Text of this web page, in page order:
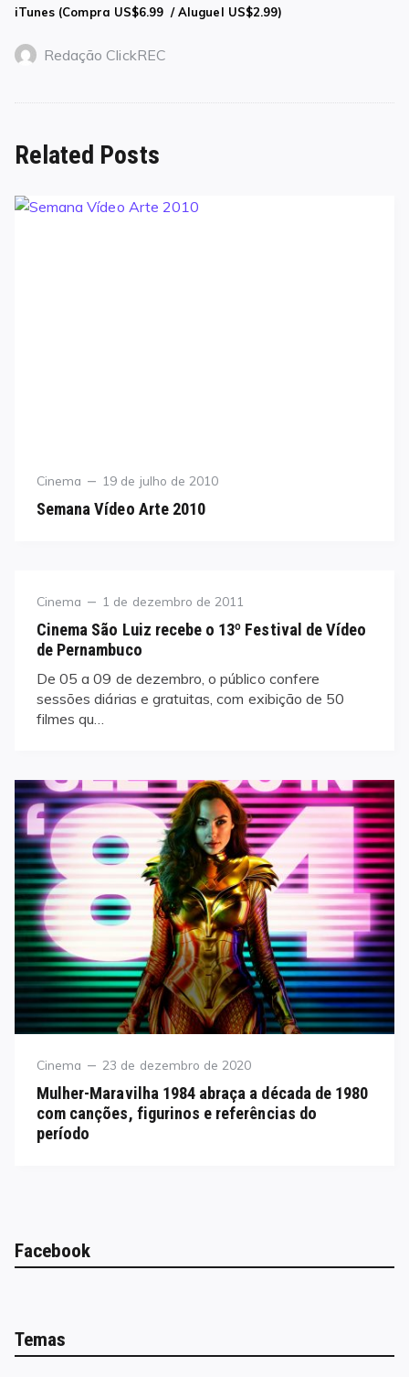
iTunes (Compra US$6.99 / Aluguel US$2.99)
Redação ClickREC
Related Posts
Category
Cinema
Posted
19 de julho de 2010
Semana Vídeo Arte 2010
Category
Cinema
Posted
1 de dezembro de 2011
Cinema São Luiz recebe o 13º Festival de Vídeo
de Pernambuco
De 05 a 09 de dezembro, o público confere
sessões diárias e gratuitas, com exibição de 50
filmes qu…
Category
Cinema
Posted
23 de dezembro de 2020
Mulher-Maravilha 1984 abraça a década de 1980
com canções, figurinos e referências do
período
Facebook
Temas